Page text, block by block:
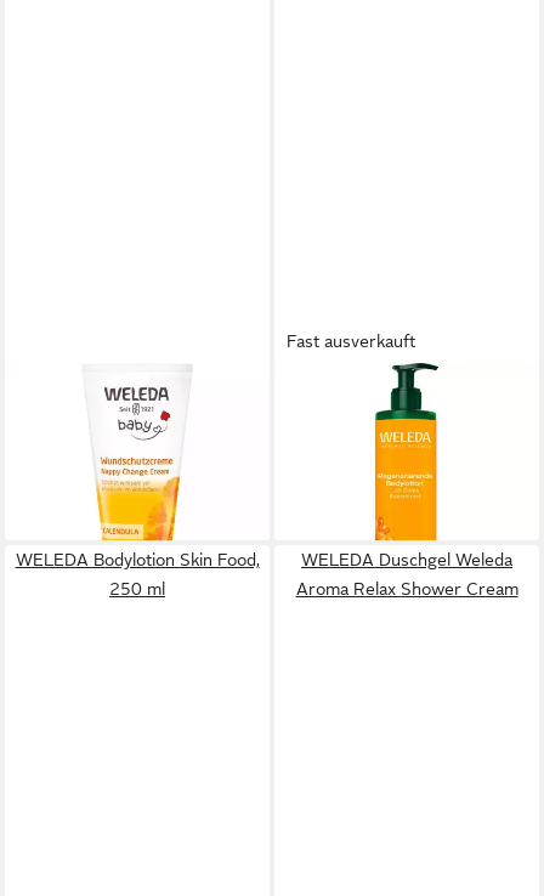
Hautcreme Calendula, 75 ml
(86,00 €/ 1 l)
lieferbar - in 2-3 Werktagen bei dir
Fast ausverkauft
Bodylotion Regenerierende,
WELEDA Bodylotion Skin Food,
250 ml
WELEDA Duschgel Weleda
Aroma Relax Shower Cream